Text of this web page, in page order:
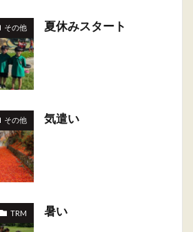
その他 夏休みスタート
その他 気遣い
TRM 暑い